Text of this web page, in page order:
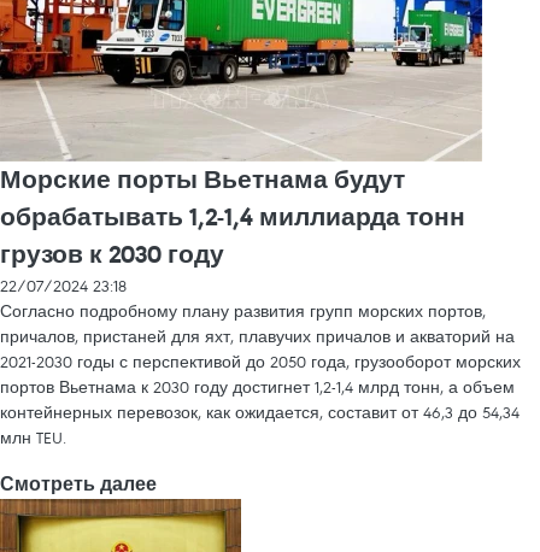
Морские порты Вьетнама будут
обрабатывать 1,2-1,4 миллиарда тонн
грузов к 2030 году
22/07/2024 23:18
Согласно подробному плану развития групп морских портов,
причалов, пристаней для яхт, плавучих причалов и акваторий на
2021-2030 годы с перспективой до 2050 года, грузооборот морских
портов Вьетнама к 2030 году достигнет 1,2-1,4 млрд тонн, а объем
контейнерных перевозок, как ожидается, составит от 46,3 до 54,34
млн TEU.
Смотреть далее